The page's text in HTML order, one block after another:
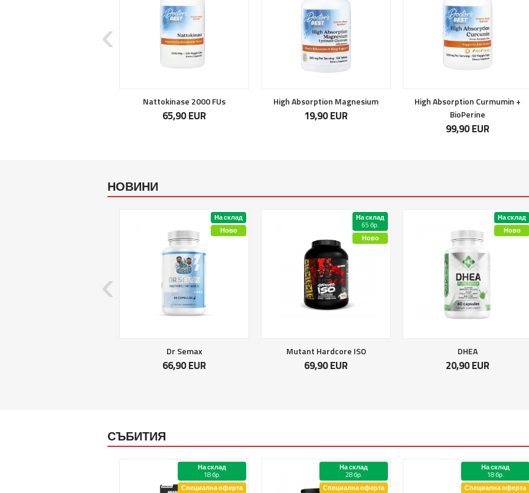
Nattokinase 2000 FUs
65,90 EUR
High Absorption Magnesium
19,90 EUR
High Absorption Curmumin +
BioPerine
99,90 EUR
НОВИНИ
На склад
Ново
Dr Semax
66,90 EUR
На склад
65 бр.
Ново
Mutant Hardcore ISO
69,90 EUR
На склад
Ново
DHEA
20,90 EUR
СЪБИТИЯ
На склад
18 бр.
Специална оферта
На склад
28 бр.
Специална оферта
На склад
18 бр.
Специална оферта